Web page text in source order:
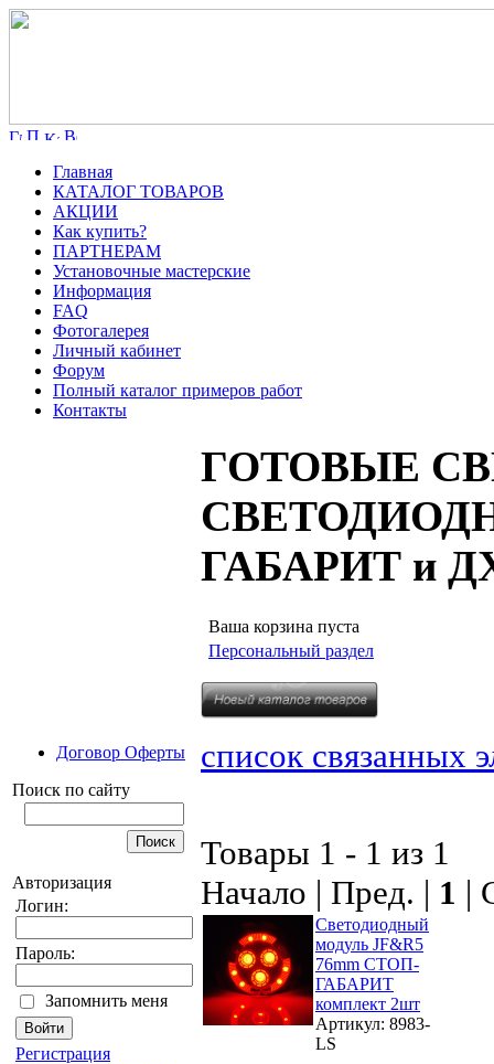
Главная
КАТАЛОГ ТОВАРОВ
АКЦИИ
Как купить?
ПАРТНЕРАМ
Установочные мастерские
Информация
FAQ
Фотогалерея
Личный кабинет
Форум
Полный каталог примеров работ
Контакты
Договор Оферты
Поиск по сайту
Авторизация
Логин:
Пароль:
Запомнить меня
Регистрация
ГОТОВЫЕ
ГАБАРИТ и
Ваша корзина пуста
Персональный раздел
список связанных
Товары 1 - 1 из 1
Начало | Пред. | 1 |
Светодиодный
модуль JF&R5
76mm СТОП-
ГАБАРИТ
комплект 2шт
Артикул: 8983-
LS